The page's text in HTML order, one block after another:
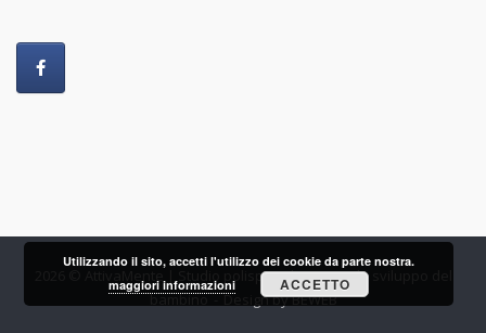
2026 © AttivaMente | Studio polispecialistico per lo sviluppo del
bambino
Design byBEWEB
Utilizzando il sito, accetti l'utilizzo dei cookie da parte nostra.
maggiori informazioni
ACCETTO